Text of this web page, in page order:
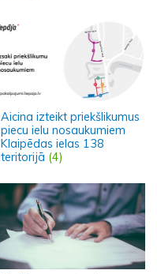
Aicina izteikt priekšlikumus
piecu ielu nosaukumiem
Klaipēdas ielas 138
teritorijā (4)